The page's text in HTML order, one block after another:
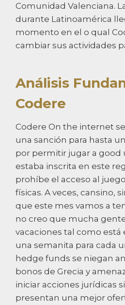
Comunidad Valenciana.
durante Latinoamérica
momento en el o qual
cambiar sus actividades
Análisis
Codere
Codere On the internet
una sanción para hasta
por permitir jugar a good
estaba inscrita en este
prohíbe el acceso al
físicas. A veces, cansino,
que este mes vamos a
no creo que mucha
vacaciones tal como está
una semanita para cada
hedge funds se niegan
bonos de Grecia y
iniciar acciones jurídicas
presentan una mejor